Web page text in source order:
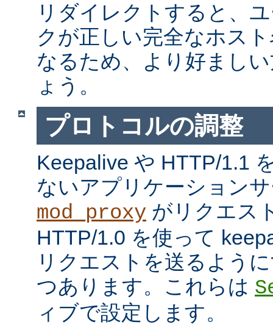
リダイレクトすると、
クが正しい完全なホス
なるため、より好まし
ょう。
プロトコルの調整
Keepalive や HTTP/1.1
ないアプリケーション
mod_proxy がリクエス
HTTP/1.0 を使って
リクエストを送るよう
つあります。これらは
ィブで設定します。